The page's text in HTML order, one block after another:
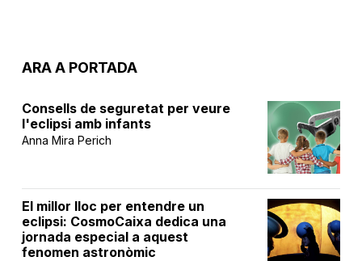
ARA A PORTADA
Consells de seguretat per veure
l'eclipsi amb infants
Anna Mira Perich
El millor lloc per entendre un
eclipsi: CosmoCaixa dedica una
jornada especial a aquest
fenomen astronòmic